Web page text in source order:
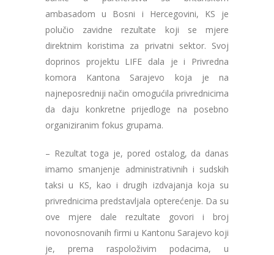
ambasadom u Bosni i Hercegovini, KS je
polučio zavidne rezultate koji se mjere
direktnim koristima za privatni sektor. Svoj
doprinos projektu LIFE dala je i Privredna
komora Kantona Sarajevo koja je na
najneposredniji način omogućila privrednicima
da daju konkretne prijedloge na posebno
organiziranim fokus grupama.
– Rezultat toga je, pored ostalog, da danas
imamo smanjenje administrativnih i sudskih
taksi u KS, kao i drugih izdvajanja koja su
privrednicima predstavljala opterećenje. Da su
ove mjere dale rezultate govori i broj
novonosnovanih firmi u Kantonu Sarajevo koji
je, prema raspoloživim podacima, u